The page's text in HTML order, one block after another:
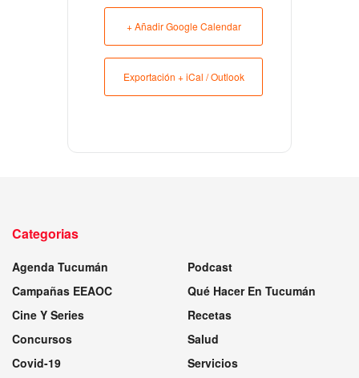
+ Añadir Google Calendar
Exportación + iCal / Outlook
Categorias
Agenda Tucumán
Campañas EEAOC
Cine Y Series
Concursos
Covid-19
Podcast
Qué Hacer En Tucumán
Recetas
Salud
Servicios